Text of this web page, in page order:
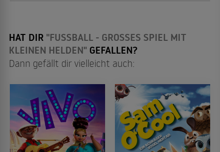
HAT DIR "FUSSBALL - GROSSES SPIEL MIT K
LEINEN HELDEN" GEFALLEN?
Dann gefällt dir vielleicht auch: